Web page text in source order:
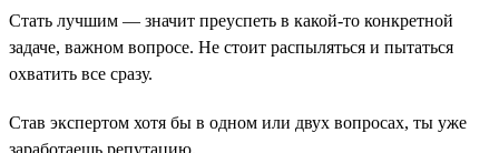
Стать лучшим — значит преуспеть в какой-то конкретной
задаче, важном вопросе. Не стоит распыляться и пытаться
охватить все сразу.
Став экспертом хотя бы в одном или двух вопросах, ты уже
заработаешь репутацию.